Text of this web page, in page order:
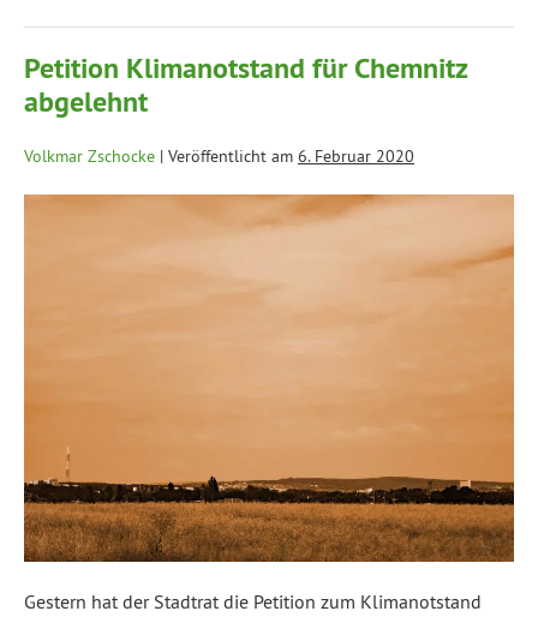
Petition Klimanotstand für Chemnitz
abgelehnt
Volkmar Zschocke | Veröffentlicht am 6. Februar 2020
Gestern hat der Stadtrat die Petition zum Klimanotstand